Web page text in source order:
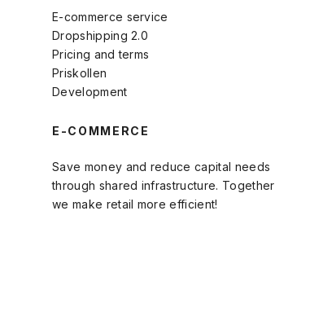
E-commerce service
Dropshipping 2.0
Pricing and terms
Priskollen
Development
E-COMMERCE
Save money and reduce capital needs
through shared infrastructure. Together
we make retail more efficient!